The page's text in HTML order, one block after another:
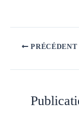
PRÉCÉDENT